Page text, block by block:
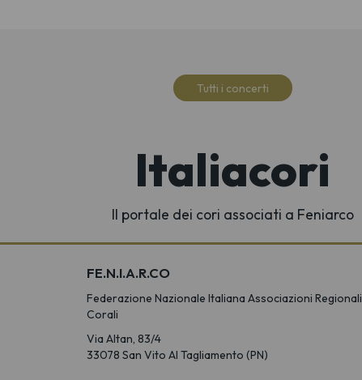
Tutti i concerti
Italiacori
Il portale dei cori associati a Feniarco
FE.N.I.A.R.CO
Federazione Nazionale Italiana Associazioni Regionali
Corali
Via Altan, 83/4
33078 San Vito Al Tagliamento (PN)